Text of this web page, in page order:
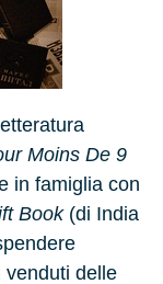
Moins De 9
in famiglia con
Book(di India
venduti delle